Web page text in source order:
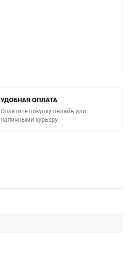
УДОБНАЯ ОПЛАТА
Оплатите покупку онлайн или
наличными курьеру